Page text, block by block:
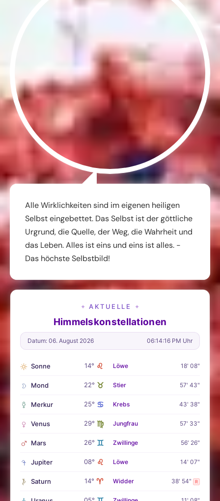
Alle Wirklichkeiten sind im eigenen heiligen
Selbst eingebettet. Das Selbst ist der göttliche
Urgrund, die Quelle, der Weg, die Wahrheit und
das Leben. Alles ist eins und eins ist alles. -
Das höchste Selbstbild!
✦ AKTUELLE ✦
Himmelskonstellationen
Datum: 06. August 2026 06:14:17 PM Uhr
Sonne 14° ♌ Löwe 18' 08"
Mond 22° ♉ Stier 57' 43"
Merkur 25° ♋ Krebs 43' 38"
Venus 29° ♍ Jungfrau 57' 33"
Mars 26° ♊ Zwillinge 56' 26"
Jupiter 08° ♌ Löwe 14' 07"
Saturn 14° ♈ Widder 38' 54" R